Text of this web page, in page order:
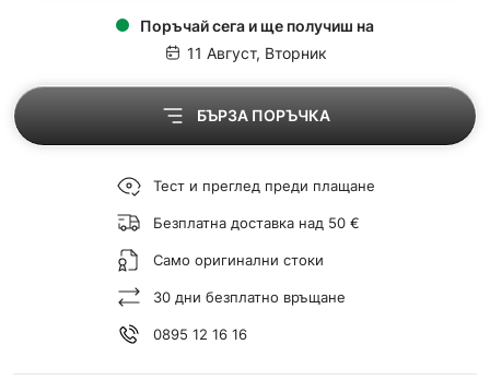
Поръчай сега и ще получиш на
11 Август, Вторник
БЪРЗА ПОРЪЧКА
Тест и преглед преди плащане
Безплатна доставка над 50 €
Само оригинални стоки
30 дни безплатно връщане
0895 12 16 16